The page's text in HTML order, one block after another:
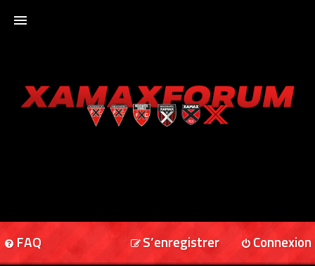
XAMAXFORUM
FAQ Connexion
S’enregistrer